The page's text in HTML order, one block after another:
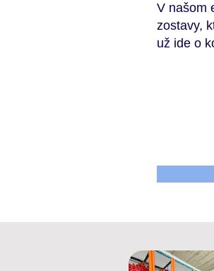
V našom
zostavy,
už ide o